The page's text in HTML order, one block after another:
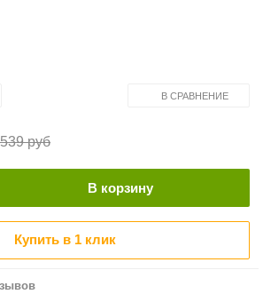
В СРАВНЕНИЕ
руб
В корзину
Купить в 1 клик